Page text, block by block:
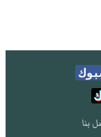
بنا